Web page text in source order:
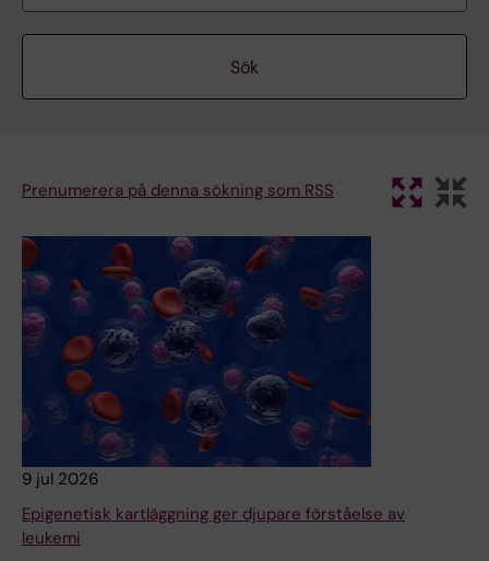
Prenumerera på denna sökning som RSS
9 jul 2026
Epigenetisk kartläggning ger djupare förståelse av
leukemi